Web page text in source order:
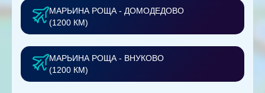
МАРЬИНА РОЩА - ДОМОДЕДОВО
(1200 КМ)
МАРЬИНА РОЩА - ВНУКОВО
(1200 КМ)